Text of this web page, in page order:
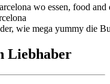
wie mega yummy die
Liebhaber